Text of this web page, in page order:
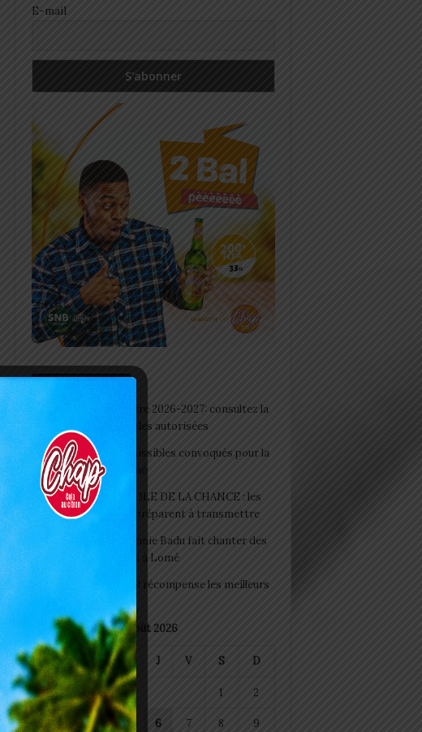
E-mail
Articles récents
Togo/ Rentrée scolaire 2026-2027: consultez la
liste officielle des écoles autorisées
ESSAL 2026 : les admissibles convoqués pour la
visite médicale à Lomé
SWEDD+ Togo / ECOLE DE LA CHANCE : les
maitres-artisans se préparent à transmettre
Glory Night 2026: Sonnie Badu fait chanter des
milliers de personnes à Lomé
Vogan : AGRI-ESPOIR récompense les meilleurs
août 2026
L M M J V S D
1 2
3 4 5 6 7 8 9